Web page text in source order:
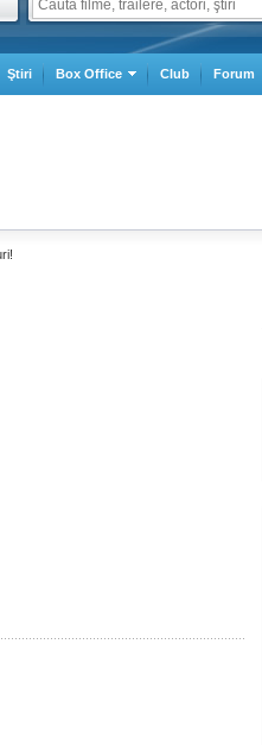
Ştiri Box Office Club Forum